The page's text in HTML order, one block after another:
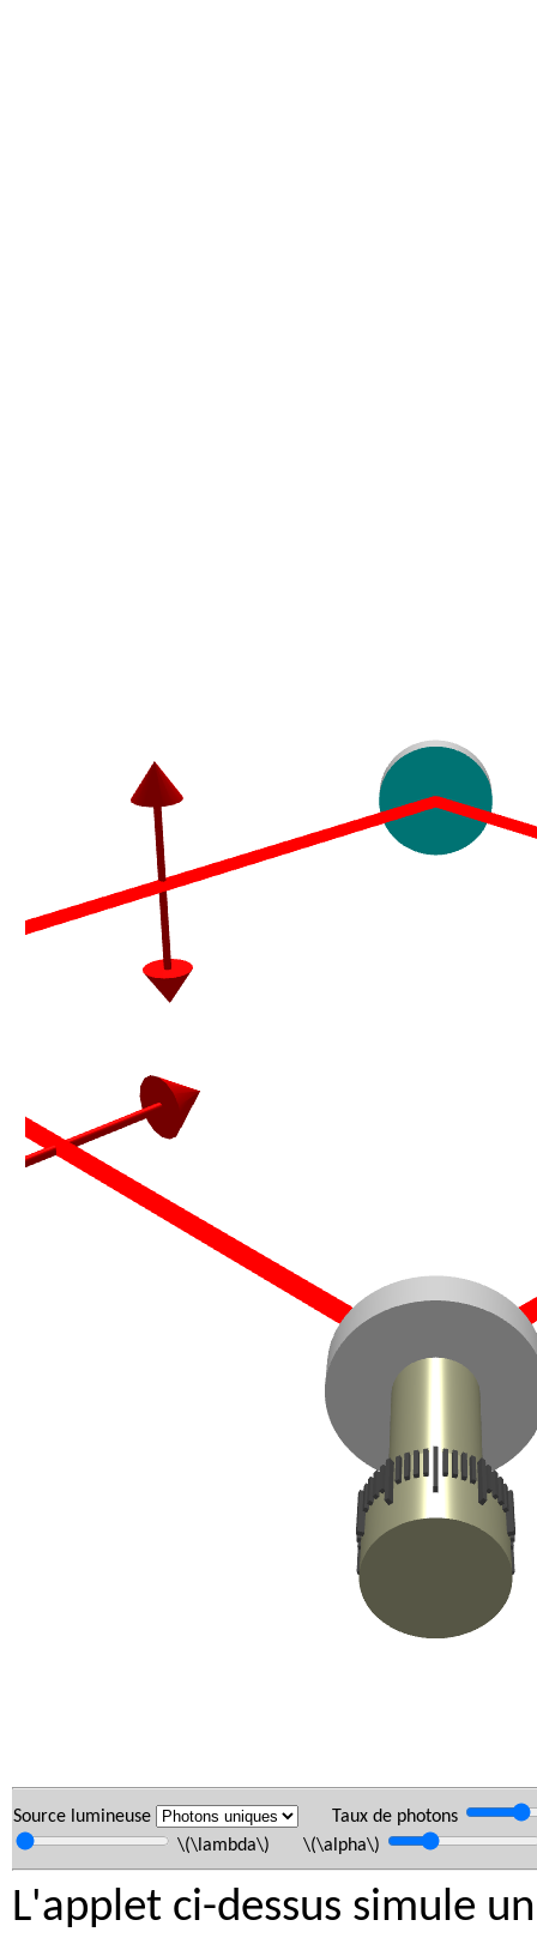
Source lumineuse
Taux de photons
\(\lambda\) \(\alpha\)
L'applet ci-dessus simule